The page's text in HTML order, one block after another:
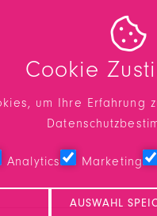

Cookie
um Ihre Erfahrung
Analytics Marketing
AUSWAHL